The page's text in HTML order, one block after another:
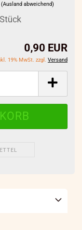
(Ausland abweichend)
0,90 EUR
19% MwSt. zzgl. Versand